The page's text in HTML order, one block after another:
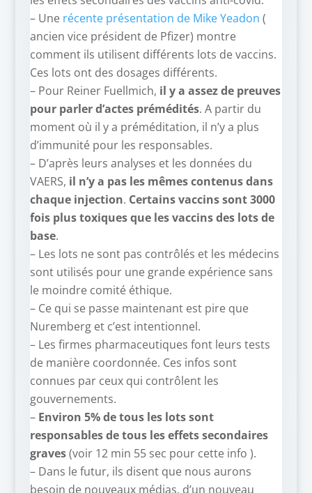
– Unerécente présentation de Mike Yeadon (
ancien vice président de Pfizer) montre
comment ils utilisent différents lots de vaccins.
Ces lots ont des dosages différents.
– Pour Reiner Fuellmich, il y a assez de preuves
pour parler d’actes prémédités. A partir du
moment où il y a préméditation, il n’y a plus
d’immunité pour les responsables.
– D’après leurs analyses et les données du
VAERS, il n’y a pas les mêmes contenus dans
chaque injection. Certains vaccins sont 3000
fois plus toxiques que les vaccins des lots de
base.
– Les lots ne sont pas contrôlés et les médecins
sont utilisés pour une grande expérience sans
le moindre comité éthique.
– Ce qui se passe maintenant est pire que
Nuremberg et c’est intentionnel.
– Les firmes pharmaceutiques font leurs tests
de manière coordonnée. Ces infos sont
connues par ceux qui contrôlent les
gouvernements.
– Environ 5% de tous les lots sont
responsables de tous les effets secondaires
graves(voir 12 min 55 sec pour cette info ).
– Dans le futur, ils disent que nous aurons
besoin de nouveaux médias, d’un nouveau